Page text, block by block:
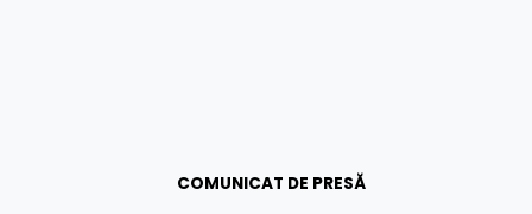
COMUNICAT DE PRESĂ